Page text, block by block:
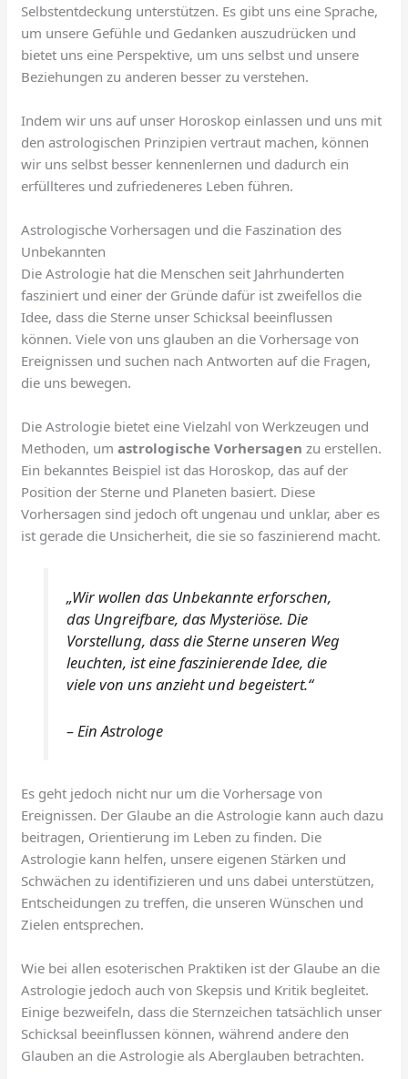
Selbstentdeckung unterstützen. Es gibt uns eine Sprache,
um unsere Gefühle und Gedanken auszudrücken und
bietet uns eine Perspektive, um uns selbst und unsere
Beziehungen zu anderen besser zu verstehen.
Indem wir uns auf unser Horoskop einlassen und uns mit
den astrologischen Prinzipien vertraut machen, können
wir uns selbst besser kennenlernen und dadurch ein
erfüllteres und zufriedeneres Leben führen.
Astrologische Vorhersagen und die Faszination des
Unbekannten
Die Astrologie hat die Menschen seit Jahrhunderten
fasziniert und einer der Gründe dafür ist zweifellos die
Idee, dass die Sterne unser Schicksal beeinflussen
können. Viele von uns glauben an die Vorhersage von
Ereignissen und suchen nach Antworten auf die Fragen,
die uns bewegen.
Die Astrologie bietet eine Vielzahl von Werkzeugen und
Methoden, umastrologische Vorhersagen zu erstellen.
Ein bekanntes Beispiel ist das Horoskop, das auf der
Position der Sterne und Planeten basiert. Diese
Vorhersagen sind jedoch oft ungenau und unklar, aber es
ist gerade die Unsicherheit, die sie so faszinierend macht.
„Wir wollen das Unbekannte erforschen,
das Ungreifbare, das Mysteriöse. Die
Vorstellung, dass die Sterne unseren Weg
leuchten, ist eine faszinierende Idee, die
viele von uns anzieht und begeistert.“
– Ein Astrologe
Es geht jedoch nicht nur um die Vorhersage von
Ereignissen. Der Glaube an die Astrologie kann auch dazu
beitragen, Orientierung im Leben zu finden. Die
Astrologie kann helfen, unsere eigenen Stärken und
Schwächen zu identifizieren und uns dabei unterstützen,
Entscheidungen zu treffen, die unseren Wünschen und
Zielen entsprechen.
Wie bei allen esoterischen Praktiken ist der Glaube an die
Astrologie jedoch auch von Skepsis und Kritik begleitet.
Einige bezweifeln, dass die Sternzeichen tatsächlich unser
Schicksal beeinflussen können, während andere den
Glauben an die Astrologie als Aberglauben betrachten.